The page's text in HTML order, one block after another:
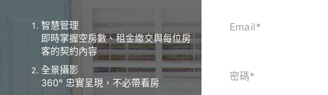
智慧管理
即時掌握空房數、租金繳交與每位房
客的契約內容
全景攝影
360° 忠實呈現，不必帶看房
Email*
密碼*